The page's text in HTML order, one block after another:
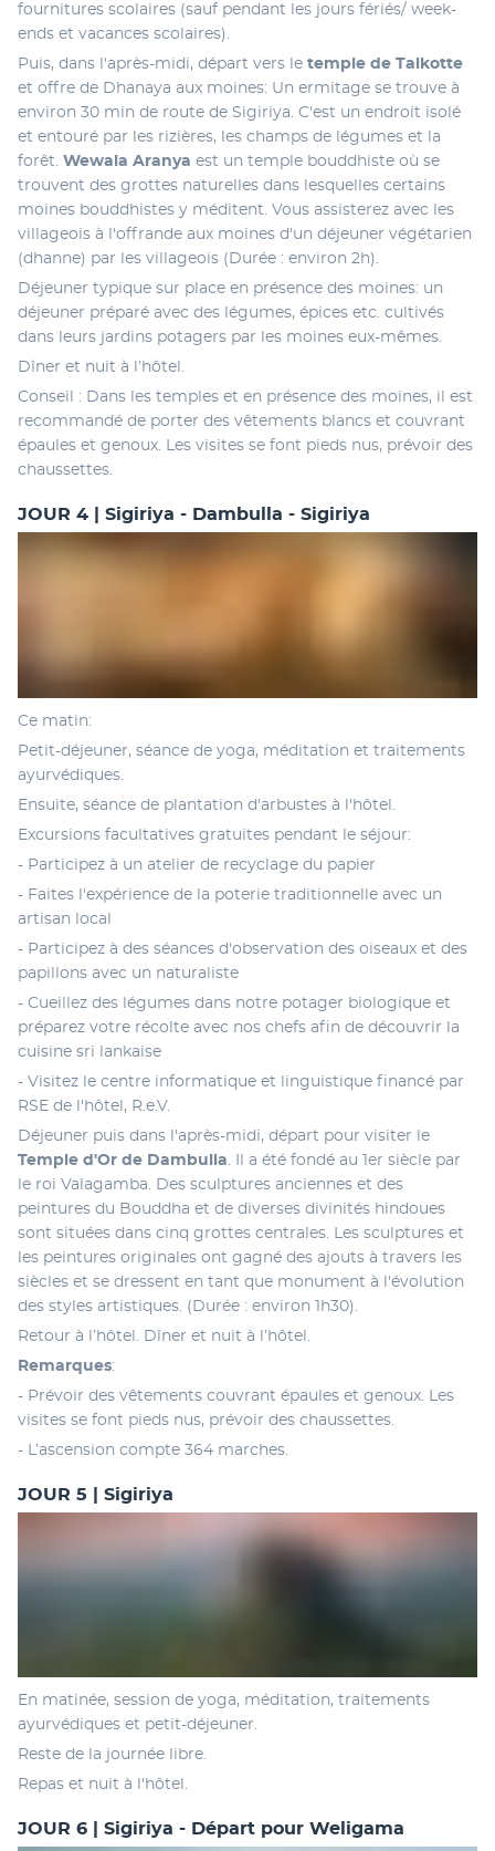
fournitures scolaires (sauf pendant les jours fériés/ week-
ends et vacances scolaires).
Puis, dans l'après-midi, départ vers le temple de Talkotte
et offre de Dhanaya aux moines: Un ermitage se trouve à
environ 30 min de route de Sigiriya. C'est un endroit isolé
et entouré par les rizières, les champs de légumes et la
forêt. Wewala Aranya est un temple bouddhiste où se
trouvent des grottes naturelles dans lesquelles certains
moines bouddhistes y méditent. Vous assisterez avec les
villageois à l'offrande aux moines d'un déjeuner végétarien
(dhanne) par les villageois (Durée : environ 2h).
Déjeuner typique sur place en présence des moines: un
déjeuner préparé avec des légumes, épices etc. cultivés
dans leurs jardins potagers par les moines eux-mêmes.
Dîner et nuit à l’hôtel.
Conseil : Dans les temples et en présence des moines, il est
recommandé de porter des vêtements blancs et couvrant
épaules et genoux. Les visites se font pieds nus, prévoir des
chaussettes.
JOUR 4 | Sigiriya - Dambulla - Sigiriya
Ce matin:
Petit-déjeuner, séance de yoga, méditation et traitements
ayurvédiques.
Ensuite, séance de plantation d'arbustes à l'hôtel.
Excursions facultatives gratuites pendant le séjour:
- Participez à un atelier de recyclage du papier
- Faites l'expérience de la poterie traditionnelle avec un
artisan local
- Participez à des séances d'observation des oiseaux et des
papillons avec un naturaliste
- Cueillez des légumes dans notre potager biologique et
préparez votre récolte avec nos chefs afin de découvrir la
cuisine sri lankaise
- Visitez le centre informatique et linguistique financé par
RSE de l'hôtel, R.e.V.
Temple d'Or de Dambulla . Il a été fondé au 1er siècle par
le roi Valagamba. Des sculptures anciennes et des
peintures du Bouddha et de diverses divinités hindoues
sont situées dans cinq grottes centrales. Les sculptures et
les peintures originales ont gagné des ajouts à travers les
siècles et se dressent en tant que monument à l'évolution
des styles artistiques. (Durée : environ 1h30).
Retour à l’hôtel. Dîner et nuit à l’hôtel.
Remarques:
- Prévoir des vêtements couvrant épaules et genoux. Les
visites se font pieds nus, prévoir des chaussettes.
- L’ascension compte 364 marches.
JOUR 5 | Sigiriya
En matinée, session de yoga, méditation, traitements
ayurvédiques et petit-déjeuner.
Reste de la journée libre.
Repas et nuit à l'hôtel.
JOUR 6 | Sigiriya - Départ pour Weligama